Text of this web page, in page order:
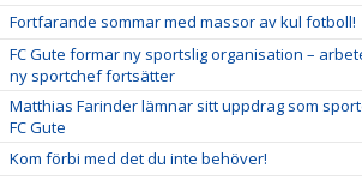
Fortfarande sommar med massor av kul fotboll!
FC Gute formar ny sportslig organisation –
ny sportchef fortsätter
Matthias Farinder lämnar sitt uppdrag som
FC Gute
Kom förbi med det du inte behöver!